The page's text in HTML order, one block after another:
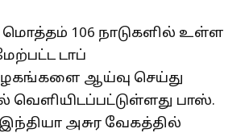
106 நாடுகளில் உள்ள
டாப்
ஆய்வு செய்து
வெளியிடப்பட்டுள்ளது பாஸ்.
அசுர வேகத்தில்